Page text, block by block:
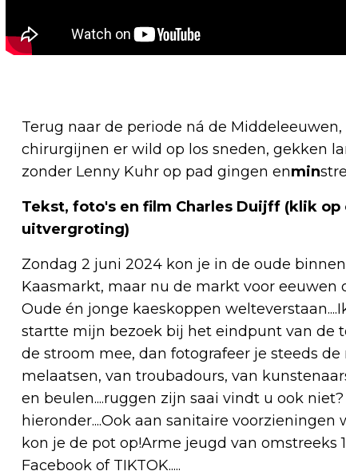
Terug naar de periode ná de
chirurgijnen er wild op los sneden, gekken
zonder Lenny Kuhr op pad gingen enmin
Tekst, foto's en film Charles Duijff (klik
uitvergroting)
Zondag 2 juni 2024 kon je in de oude
Kaasmarkt, maar nu de markt voor eeuwen
Oude én jonge kaeskoppen
startte mijn bezoek bij het eindpunt van de
de stroom mee, dan fotografeer je steeds
melaatsen, van troubadours, van
en beulen....ruggen zijn saai vindt u ook
hieronder....Ook aan sanitaire voorzieningen
kon je de pot op!Arme jeugd van omstreeks
Facebook of TIKTOK.....